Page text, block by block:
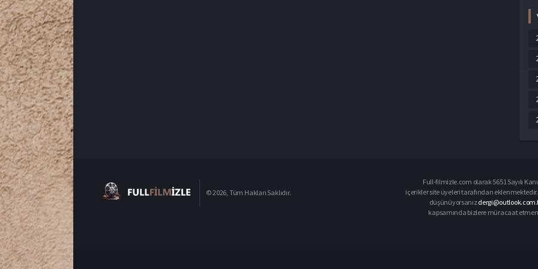
© 2026, Tüm Hakları Saklıdır.
Full-filmizle.com olarak 5651 Sayılı
içerikler site üyeleri tarafından
düşünüyorsanız
kapsamında bizlere müracaat